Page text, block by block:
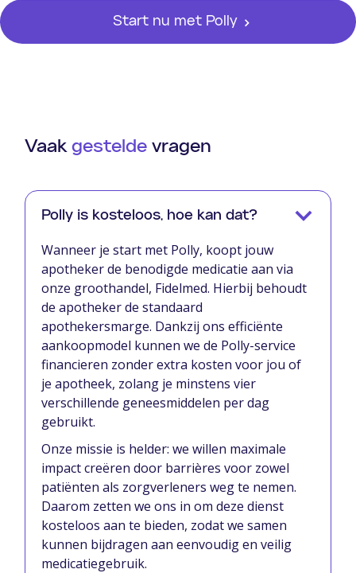
Start nu met Polly
Vaakgestelde vragen
Polly is kosteloos, hoe kan dat?
Wanneer je start met Polly, koopt jouw
apotheker de benodigde medicatie aan via
onze groothandel, Fidelmed. Hierbij behoudt
de apotheker de standaard
apothekersmarge. Dankzij ons efficiënte
aankoopmodel kunnen we de Polly-service
financieren zonder extra kosten voor jou of
je apotheek, zolang je minstens vier
verschillende geneesmiddelen per dag
gebruikt.
Onze missie is helder: we willen maximale
impact creëren door barrières voor zowel
patiënten als zorgverleners weg te nemen.
Daarom zetten we ons in om deze dienst
kosteloos aan te bieden, zodat we samen
kunnen bijdragen aan eenvoudig en veilig
medicatiegebruik.